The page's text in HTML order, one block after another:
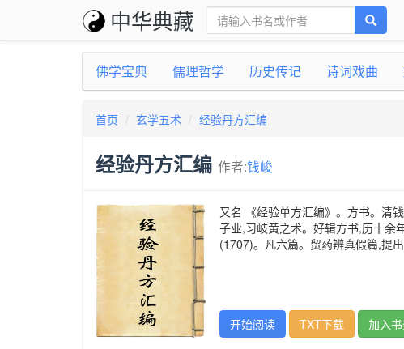
中华典藏
佛学宝典 儒理哲学 历史传记 诗词戏曲
首页 玄学五术 经验丹方汇编
经验丹方汇编 作者:钱峻
又名 《经验单方汇编》。方书。清
子业,习岐黄之术。好辑方书,历十余
(1707)。凡六篇。贸药辨真假篇,提
开始阅读 TXT下载 加入